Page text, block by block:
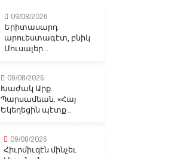
09/08/2026
Երիտասարդ
արուեստագէտ, բնիկ
Մուսալեր...
09/08/2026
Խաժակ Արք.
Պարսամեան. «Հայ
Եկեղեցին պէտք...
09/08/2026
Հիւրմիւզէն մինչեւ